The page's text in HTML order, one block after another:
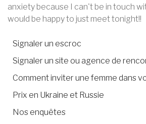
anxiety because I can't be in touch
would be happy to just meet tonight!!
Signaler un escroc
Signaler un site ou agence de
Comment inviter une femme dans
Prix en Ukraine et Russie
Nos enquêtes